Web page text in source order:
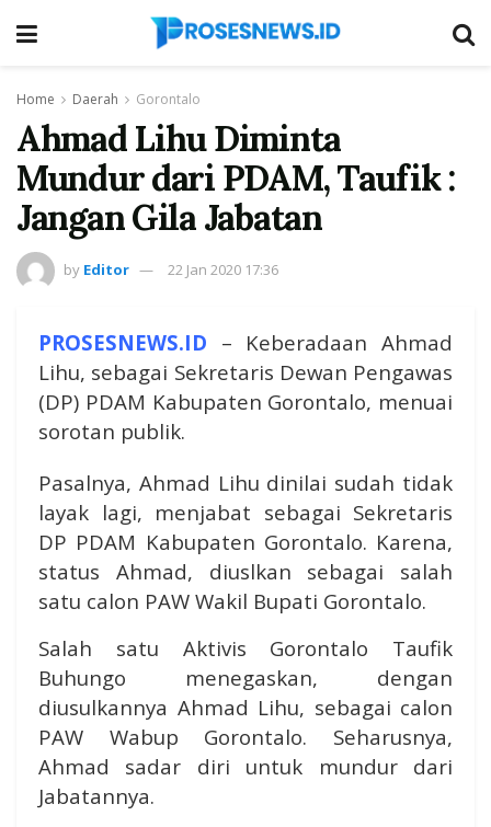
Home Daerah Gorontalo
Ahmad Lihu Diminta
Mundur dari PDAM, Taufik :
Jangan Gila Jabatan
by Editor 22 Jan 2020 17:36
PROSESNEWS.ID – Keberadaan Ahmad
Lihu, sebagai Sekretaris Dewan Pengawas
(DP) PDAM Kabupaten Gorontalo, menuai
sorotan publik.
Pasalnya, Ahmad Lihu dinilai sudah tidak
layak lagi, menjabat sebagai Sekretaris
DP PDAM Kabupaten Gorontalo. Karena,
status Ahmad, diuslkan sebagai salah
satu calon PAW Wakil Bupati Gorontalo.
Salah satu Aktivis Gorontalo Taufik
Buhungo menegaskan, dengan
diusulkannya Ahmad Lihu, sebagai calon
PAW Wabup Gorontalo. Seharusnya,
Ahmad sadar diri untuk mundur dari
Jabatannya.